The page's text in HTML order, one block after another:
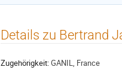
Details zu Bertrand
Zugehörigkeit:GANIL, France